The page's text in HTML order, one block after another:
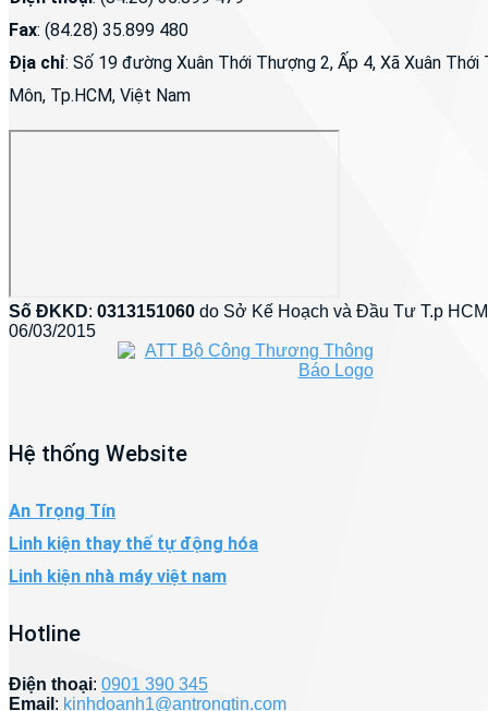
Fax: (84.28) 35.899 480
Địa chỉ: Số 19 đường Xuân Thới Thượng 2, Ấp 4, Xã Xuân
Môn, Tp.HCM, Việt Nam
Số ĐKKD: 0313151060 do Sở Kế Hoạch và Đầu Tư T.p
06/03/2015
Hệ thống Website
An Trọng Tín
Linh kiện thay thế tự động hóa
Linh kiện nhà máy việt nam
Hotline
Điện thoại: 0901 390 345
Email : kinhdoanh1@antrongtin.com